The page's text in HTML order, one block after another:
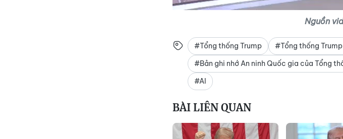
Nguồn
#Tổng thống Trump
#Tổng thống
#Bản ghi nhớ An ninh Quốc gia của Tổng
#AI
BÀI LIÊN QUAN